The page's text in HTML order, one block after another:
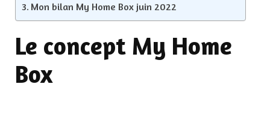
Mon bilan My Home Box juin 2022
Le concept My Home
Box